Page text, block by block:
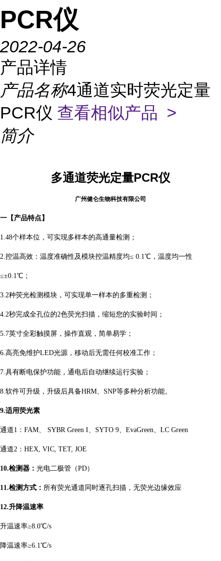
PCR仪
2022-04-26
产品详情
产品名称4通道实时荧光定量
PCR仪 查看相似产品 >
简介
多通道荧光定量PCR仪
广州健仑生物科技有限公司
一【产品特点】
1.48个样本位，可实现多样本的高通量检测；
2.控温高效：温度准确性及模块控温精度均≤ 0.1℃，温度均一性
≤±0.1℃；
3.2种荧光检测模块，可实现单一样本的多重检测；
4.2秒完成全孔位的2色荧光扫描，缩短您的实验时间；
5.7英寸全彩触摸屏，操作直观，简单易学；
6.高亮免维护LED光源，移动后无需任何校准工作；
7.具有断电保护功能，通电后自动继续运行实验；
8.软件可升级，升级后具备HRM、SNP等多种分析功能。
9.适用荧光素
通道1：FAM、 SYBR Green I、SYTO 9、EvaGreen、LC Green
通道2：HEX, VIC, TET, JOE
10.检测器： 光电二极管（PD）
11.检测方式： 所有荧光通道同时逐孔扫描，无荧光边缘效应
12.升降温速率
升温速率≥8.0℃/s
降温速率≥6.1℃/s